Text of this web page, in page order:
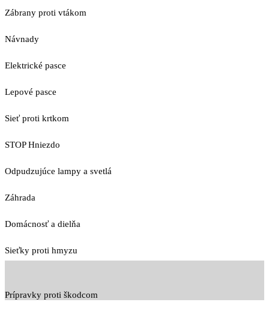
Zábrany proti vtákom
Návnady
Elektrické pasce
Lepové pasce
Sieť proti krtkom
STOP Hniezdo
Odpudzujúce lampy a svetlá
Záhrada
Domácnosť a dielňa
Sieťky proti hmyzu
Prípravky proti škodcom